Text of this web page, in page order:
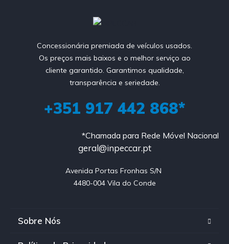
Concessionária premiada de veículos usados.
Os preços mais baixos e o melhor serviço ao
cliente garantido. Garantimos qualidade,
transparência e seriedade.
+351 917 442 868*
*Chamada para Rede Móvel Nacional
geral@inpeccar.pt
Avenida Portas Fronhas S/N
4480-004 Vila do Conde
Sobre Nós